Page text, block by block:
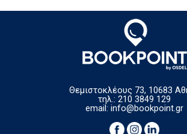
Θεμιστοκλέους 73, 10683
τηλ.: 210 3849 129
email:info@bookpoint.gr